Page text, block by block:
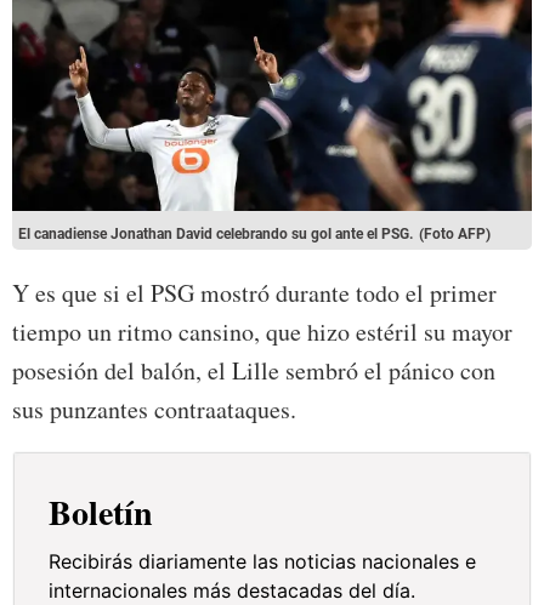
El canadiense Jonathan David celebrando su gol ante el PSG. (Foto AFP)
Y es que si el PSG mostró durante todo el primer
tiempo un ritmo cansino, que hizo estéril su mayor
posesión del balón, el Lille sembró el pánico con
sus punzantes contraataques.
Boletín
Recibirás diariamente las noticias nacionales e
internacionales más destacadas del día.